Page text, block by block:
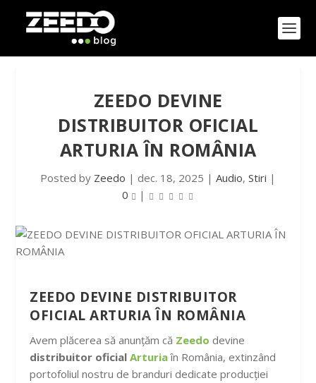
ZEEDO DEVINE
DISTRIBUITOR OFICIAL
ARTURIA ÎN ROMÂNIA
Posted by Zeedo | dec. 18, 2025 | Audio, Stiri |
0
|
ZEEDO DEVINE DISTRIBUITOR
OFICIAL ARTURIA ÎN ROMÂNIA
Avem plăcerea să anunțăm că Zeedo devine
distribuitor oficialArturiaîn România, extinzând
portofoliul nostru de branduri dedicate producției